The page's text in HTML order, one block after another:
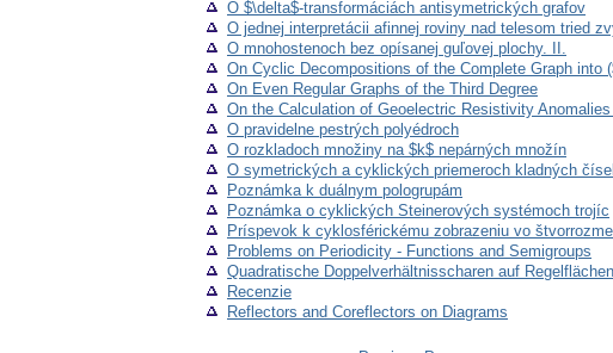
O $\delta$-transformáciách antisymetrických grafov
O jednej interpretácii afinnej roviny nad telesom tried
O mnohostenoch bez opísanej guľovej plochy. II.
On Cyclic Decompositions of the Complete Graph into
On Even Regular Graphs of the Third Degree
On the Calculation of Geoelectric Resistivity
O pravidelne pestrých polyédroch
O rozkladoch množiny na $k$ nepárných množín
O symetrických a cyklických priemeroch kladných čísel
Poznámka k duálnym pologrupám
Poznámka o cyklických Steinerových systémoch trojíc
Príspevok k cyklosférickému zobrazeniu vo
Problems on Periodicity - Functions and Semigroups
Quadratische Doppelverhältnisscharen auf Regelflächen
Recenzie
Reflectors and Coreflectors on Diagrams